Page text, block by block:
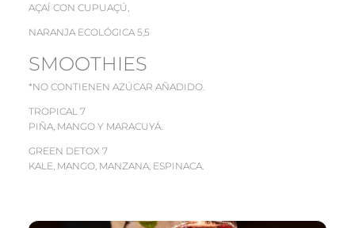
AÇAÍ CON CUPUAÇÚ,
NARANJA ECOLÓGICA 5,5
SMOOTHIES
*NO CONTIENEN AZÚCAR AÑADIDO.
TROPICAL 7
PIÑA, MANGO Y MARACUYÁ.
GREEN DETOX 7
KALE, MANGO, MANZANA, ESPINACA.